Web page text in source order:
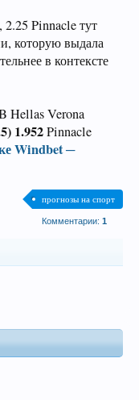
Pinnacle тут
которую выдала
в контексте
Hellas Verona
1.952Pinnacle
Windbet ─
прогнозы на спорт
Комментарии: 1